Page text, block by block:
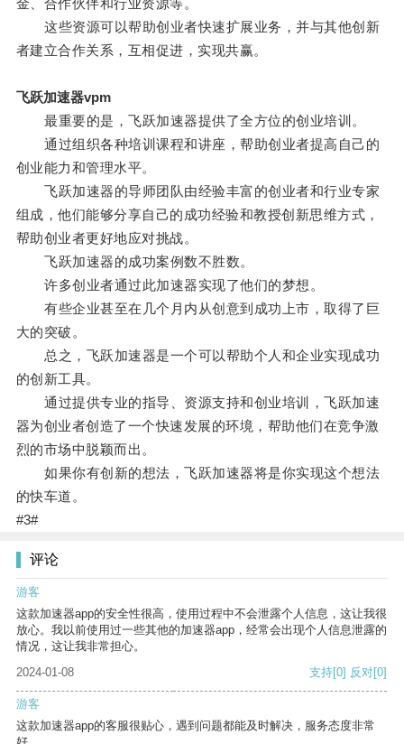
金、合作伙伴和行业资源等。
这些资源可以帮助创业者快速扩展业务，并与其他创新
者建立合作关系，互相促进，实现共赢。
飞跃加速器vpm
最重要的是，飞跃加速器提供了全方位的创业培训。
通过组织各种培训课程和讲座，帮助创业者提高自己的
创业能力和管理水平。
飞跃加速器的导师团队由经验丰富的创业者和行业专家
组成，他们能够分享自己的成功经验和教授创新思维方式，
帮助创业者更好地应对挑战。
飞跃加速器的成功案例数不胜数。
许多创业者通过此加速器实现了他们的梦想。
有些企业甚至在几个月内从创意到成功上市，取得了巨
大的突破。
总之，飞跃加速器是一个可以帮助个人和企业实现成功
的创新工具。
通过提供专业的指导、资源支持和创业培训，飞跃加速
器为创业者创造了一个快速发展的环境，帮助他们在竞争激
烈的市场中脱颖而出。
如果你有创新的想法，飞跃加速器将是你实现这个想法
的快车道。
#3#
评论
游客
这款加速器app的安全性很高，使用过程中不会泄露个人信息，这让我很
放心。我以前使用过一些其他的加速器app，经常会出现个人信息泄露的
情况，这让我非常担心。
2024-01-08
支持[0] 反对[0]
游客
这款加速器app的客服很贴心，遇到问题都能及时解决，服务态度非常